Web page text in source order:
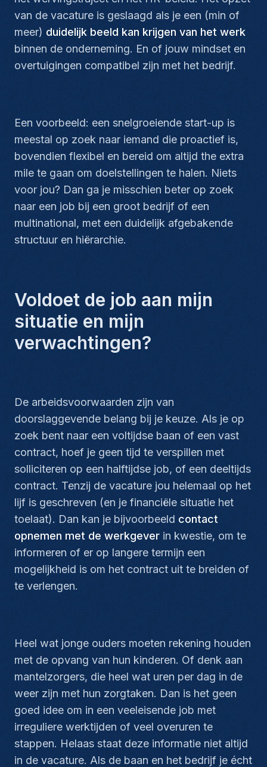
van de vacature is geslaagd als je een (min of
meer) duidelijk beeld kan krijgen van het werk
binnen de onderneming. En of jouw mindset en
overtuigingen compatibel zijn met het bedrijf.
Een voorbeeld: een snelgroeiende start-up is
meestal op zoek naar iemand die proactief is,
bovendien flexibel en bereid om altijd the extra
mile te gaan om doelstellingen te halen. Niets
voor jou? Dan ga je misschien beter op zoek
naar een job bij een groot bedrijf of een
multinational, met een duidelijk afgebakende
structuur en hiërarchie.
Voldoet de job aan mijn
situatie en mijn
verwachtingen?
De arbeidsvoorwaarden zijn van
doorslaggevende belang bij je keuze. Als je op
zoek bent naar een voltijdse baan of een vast
contract, hoef je geen tijd te verspillen met
solliciteren op een halftijdse job, of een deeltijds
contract. Tenzij de vacature jou helemaal op het
lijf is geschreven (en je financiële situatie het
toelaat). Dan kan je bijvoorbeeld contact
opnemen met de werkgever in kwestie, om te
informeren of er op langere termijn een
mogelijkheid is om het contract uit te breiden of
te verlengen.
Heel wat jonge ouders moeten rekening houden
met de opvang van hun kinderen. Of denk aan
mantelzorgers, die heel wat uren per dag in de
weer zijn met hun zorgtaken. Dan is het geen
goed idee om in een veeleisende job met
irreguliere werktijden of veel overuren te
stappen. Helaas staat deze informatie niet altijd
in de vacature. Als de baan en het bedrijf je écht